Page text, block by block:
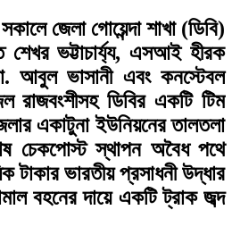
জেলা গোয়েন্দা শাখা (ডিবি)
শেখর ভট্টাচার্য্য, এসআই হীরক
আবুল ভাসানী এবং কনস্টেবল
ডিবির একটি টিম
একাটুনা ইউনিয়নের তালতলা
চেকপোস্ট স্থাপন অবৈধ পথে
টাকার ভারতীয় প্রসাধনী উদ্ধার
বহনের দায়ে একটি ট্রাক জব্দ